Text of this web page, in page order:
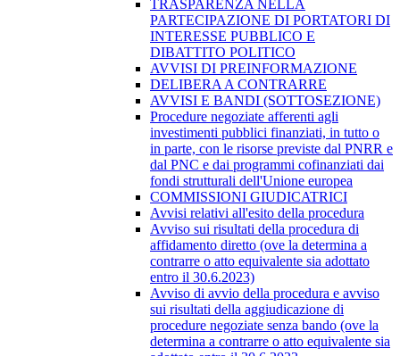
TRASPARENZA NELLA
PARTECIPAZIONE DI PORTATORI DI
INTERESSE PUBBLICO E
DIBATTITO POLITICO
AVVISI DI PREINFORMAZIONE
DELIBERA A CONTRARRE
AVVISI E BANDI (SOTTOSEZIONE)
Procedure negoziate afferenti agli
investimenti pubblici finanziati, in tutto o
in parte, con le risorse previste dal PNRR e
dal PNC e dai programmi cofinanziati dai
fondi strutturali dell'Unione europea
COMMISSIONI GIUDICATRICI
Avvisi relativi all'esito della procedura
Avviso sui risultati della procedura di
affidamento diretto (ove la determina a
contrarre o atto equivalente sia adottato
entro il 30.6.2023)
Avviso di avvio della procedura e avviso
sui risultati della aggiudicazione di
procedure negoziate senza bando (ove la
determina a contrarre o atto equivalente sia